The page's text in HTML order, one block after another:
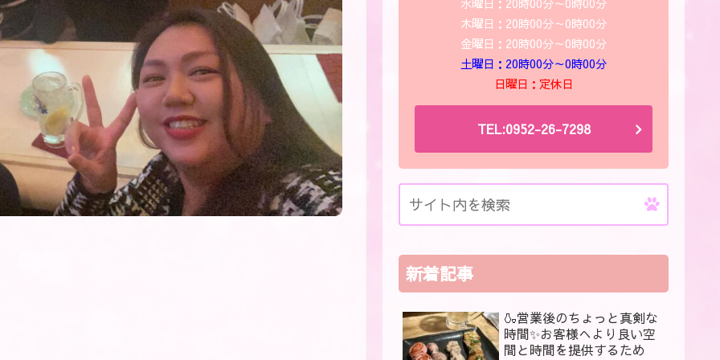
水曜日：20時00分～0時00分
木曜日：20時00分～0時00分
金曜日：20時00分～0時00分
土曜日：20時00分～0時00分
日曜日：定休日
TEL:0952-26-7298
新着記事
🍶営業後のちょっと真剣な
時間✨お客様へより良い空
間と時間を提供するため